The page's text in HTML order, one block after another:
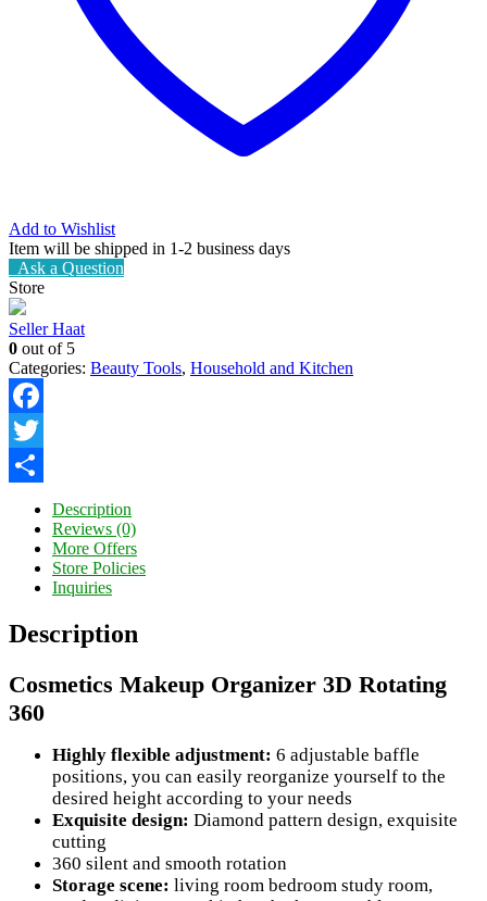
Add to Wishlist
Item will be shipped in 1-2 business days
Ask a Question
Store
Seller Haat
0 out of 5
Categories: Beauty Tools, Household and Kitchen
Facebook
Twitter
Description
Reviews (0)
More Offers
Store Policies
Inquiries
Description
Cosmetics Makeup Organizer 3D Rotating
360
Highly flexible adjustment: 6 adjustable baffle
positions, you can easily reorganize yourself to the
desired height according to your needs
Exquisite design: Diamond pattern design, exquisite
cutting
360 silent and smooth rotation
Storage scene: living room bedroom study room,